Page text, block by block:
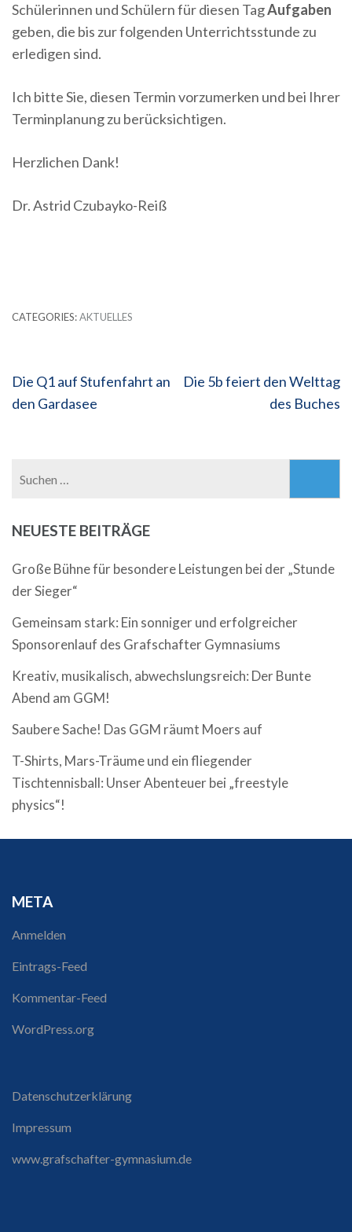
Schülerinnen und Schülern für diesen TagAufgaben
geben, die bis zur folgenden Unterrichtsstunde zu
erledigen sind.
Ich bitte Sie, diesen Termin vorzumerken und bei Ihrer
Terminplanung zu berücksichtigen.
Herzlichen Dank!
Dr. Astrid Czubayko-Reiß
CATEGORIES:AKTUELLES
Beitragsnavigation
Die Q1 auf Stufenfahrt an
den Gardasee
Die 5b feiert den Welttag
des Buches
NEUESTE BEITRÄGE
Große Bühne für besondere Leistungen bei der „Stunde
der Sieger“
Gemeinsam stark: Ein sonniger und erfolgreicher
Sponsorenlauf des Grafschafter Gymnasiums
Kreativ, musikalisch, abwechslungsreich: Der Bunte
Abend am GGM!
Saubere Sache! Das GGM räumt Moers auf
T-Shirts, Mars-Träume und ein fliegender
Tischtennisball: Unser Abenteuer bei „freestyle
physics“!
META
Anmelden
Eintrags-Feed
Kommentar-Feed
WordPress.org
Datenschutzerklärung
Impressum
www.grafschafter-gymnasium.de